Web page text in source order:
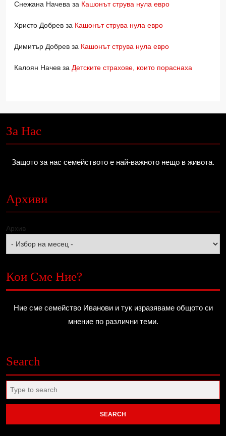
Снежана Начева за Кашонът струва нула евро
Христо Добрев за Кашонът струва нула евро
Димитър Добрев за Кашонът струва нула евро
Калоян Начев за Детските страхове, които пораснаха
За Нас
Защото за нас семейството е най-важното нещо в живота.
Архиви
Архив
Кои Сме Ние?
Ние сме семейство Иванови и тук изразяваме общото си
мнение по различни теми.
Search
for: